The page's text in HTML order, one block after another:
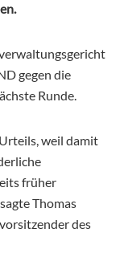
gegen die
Runde.
weil damit
früher
Thomas
des